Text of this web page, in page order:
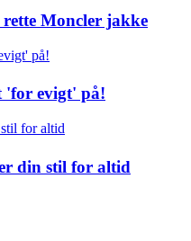
Moncler jakke
'for evigt' på!
din stil for altid